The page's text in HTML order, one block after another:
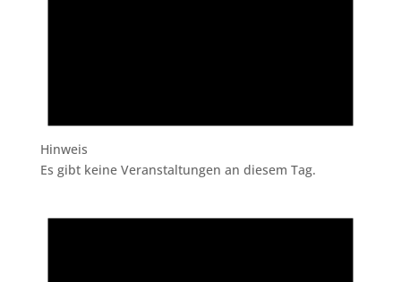
Hinweis
Es gibt keine Veranstaltungen an diesem Tag.